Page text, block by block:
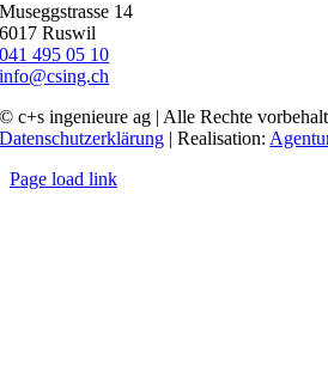
Museggstrasse 14
6017 Ruswil
041 495 05 10
info@csing.ch
© c+s ingenieure ag | Alle Rechte
Datenschutzerklärung | Realisation:
Page load link